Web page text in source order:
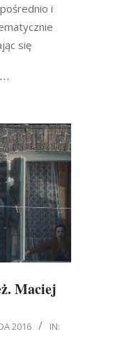
i
się
Maciej
2016
IN: